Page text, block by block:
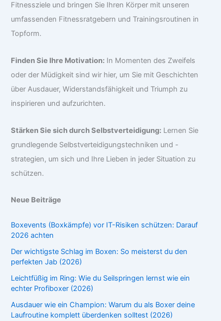
Fitnessziele und bringen Sie Ihren Körper mit unseren
umfassenden Fitnessratgebern und Trainingsroutinen in
Topform.
Finden Sie Ihre Motivation: In Momenten des Zweifels
oder der Müdigkeit sind wir hier, um Sie mit Geschichten
über Ausdauer, Widerstandsfähigkeit und Triumph zu
inspirieren und aufzurichten.
Stärken Sie sich durch Selbstverteidigung: Lernen Sie
grundlegende Selbstverteidigungstechniken und -
strategien, um sich und Ihre Lieben in jeder Situation zu
schützen.
Neue Beiträge
Boxevents (Boxkämpfe) vor IT-Risiken schützen: Darauf
2026 achten
Der wichtigste Schlag im Boxen: So meisterst du den
perfekten Jab (2026)
Leichtfüßig im Ring: Wie du Seilspringen lernst wie ein
echter Profiboxer (2026)
Ausdauer wie ein Champion: Warum du als Boxer deine
Laufroutine komplett überdenken solltest (2026)